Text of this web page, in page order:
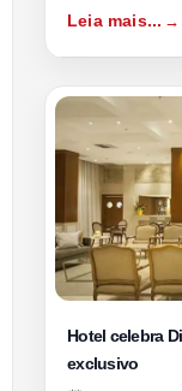
Leia mais...
Hotel celebra
exclusivo